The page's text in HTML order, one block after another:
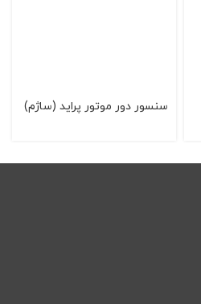
سنسور دور موتور پراید (ساژم)